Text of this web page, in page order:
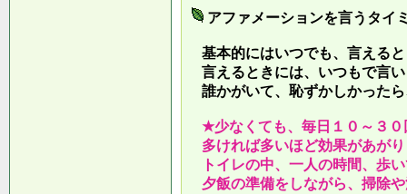
アファメーションを言うタイ
基本的にはいつでも、言える
言えるときには、いつもで言
誰かがいて、恥ずかしかった
★少なくても、毎日１０～３０
多ければ多いほど効果があが
トイレの中、一人の時間、歩
夕飯の準備をしながら、掃除